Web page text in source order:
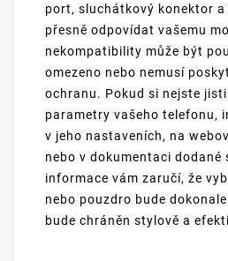
port, sluchátkový konektor
přesně odpovídat vašemu
nekompatibility může být
omezeno nebo nemusí
ochranu. Pokud si nejste
parametry vašeho telefonu,
v jeho nastaveních, na
nebo v dokumentaci dodané
informace vám zaručí, že
nebo pouzdro bude
bude chráněn stylově a